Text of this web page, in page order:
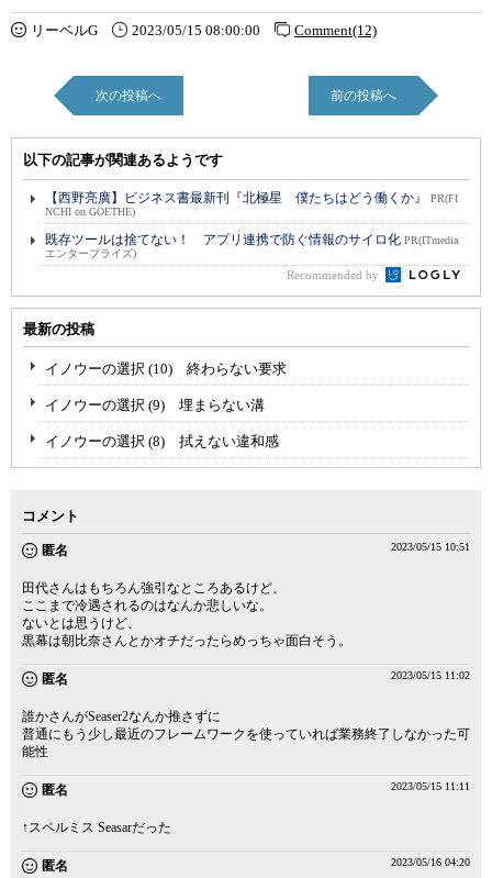
リーベルG 2023/05/15 08:00:00 Comment(12)
次の投稿へ 前の投稿へ
以下の記事が関連あるようです
【西野亮廣】ビジネス書最新刊『北極星 僕たちはどう働くか』
PR(FI
NCHI on GOETHE)
既存ツールは捨てない！ アプリ連携で防ぐ情報のサイロ化 PR(ITmedia
エンタープライズ)
Recommended by
最新の投稿
イノウーの選択 (10) 終わらない要求
イノウーの選択 (9) 埋まらない溝
イノウーの選択 (8) 拭えない違和感
コメント
匿名 2023/05/15 10:51
田代さんはもちろん強引なところあるけど、
ここまで冷遇されるのはなんか悲しいな。
ないとは思うけど、
黒幕は朝比奈さんとかオチだったらめっちゃ面白そう。
匿名 2023/05/15 11:02
誰かさんがSeaser2なんか推さずに
普通にもう少し最近のフレームワークを使っていれば業務終了しなかった可
能性
匿名 2023/05/15 11:11
↑スペルミス Seasarだった
匿名 2023/05/16 04:20